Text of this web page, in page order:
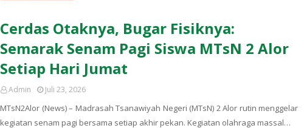
Cerdas Otaknya, Bugar Fisiknya:
Semarak Senam Pagi Siswa MTsN 2 Alor
Setiap Hari Jumat
Admin Juli 23, 2026
MTsN2Alor (News) – Madrasah Tsanawiyah Negeri (MTsN) 2 Alor rutin menggelar
kegiatan senam pagi bersama setiap akhir pekan. Kegiatan olahraga massal…